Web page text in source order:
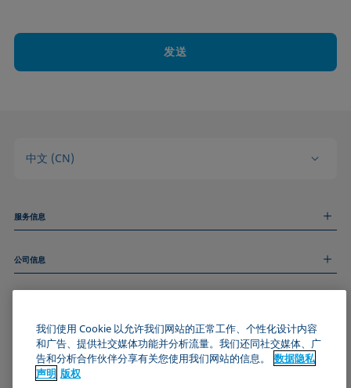
发送
中文 (CN)
服务信息
技术服务
和我们取得联系
公司信息
关于我们
数据隐私声明
Cookie政策
加入KRÜSS社区
我们使用 Cookie 以允许我们网站的正常工作、个性化设计内容
和广告、提供社交媒体功能并分析流量。我们还同社交媒体、广
告和分析合作伙伴分享有关您使用我们网站的信息。
数据隐私
声明 版权